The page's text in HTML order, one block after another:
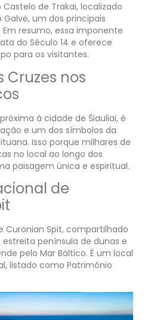
de Trakai, localizado
um dos principais
resumo, essa imponente
do Século 14 e oferece
para os visitantes.
Cruzes nos
à cidade de Šiauliai, é
e um dos símbolos da
Isso porque milhares de
no local ao longo dos
paisagem única e espiritual.
de
Curonian Spit, compartilhado
estreita península de dunas e
pelo Mar Báltico. É um local
listado como Patrimônio